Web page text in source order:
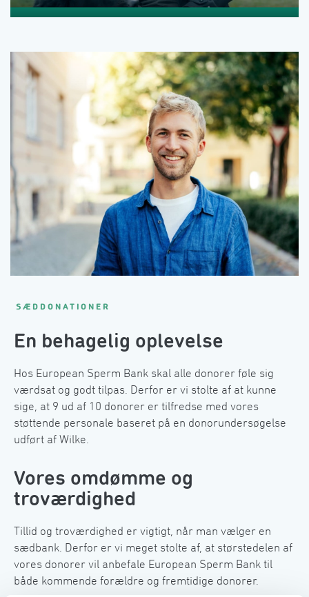
󠀰SÆDDONATIONER󠀲󠀢󠀨󠀳
󠀰En behagelig oplevelse󠀲󠀢󠀩󠀳
Hos European Sperm Bank skal alle donorer føle sig
værdsat og godt tilpas. Derfor er vi stolte af at kunne
sige, at 9 ud af 10 donorer er tilfredse med vores
støttende personale baseret på en donorundersøgelse
udført af Wilke.󠀲󠀣󠀠󠀳
Vores omdømme og
troværdighed󠀲󠀣󠀡󠀳
󠀰Tillid og troværdighed er vigtigt, når man vælger en
sædbank. Derfor er vi meget stolte af, at størstedelen af
vores donorer vil anbefale European Sperm Bank til
både kommende forældre og fremtidige donorer.󠀲󠀣󠀢󠀳